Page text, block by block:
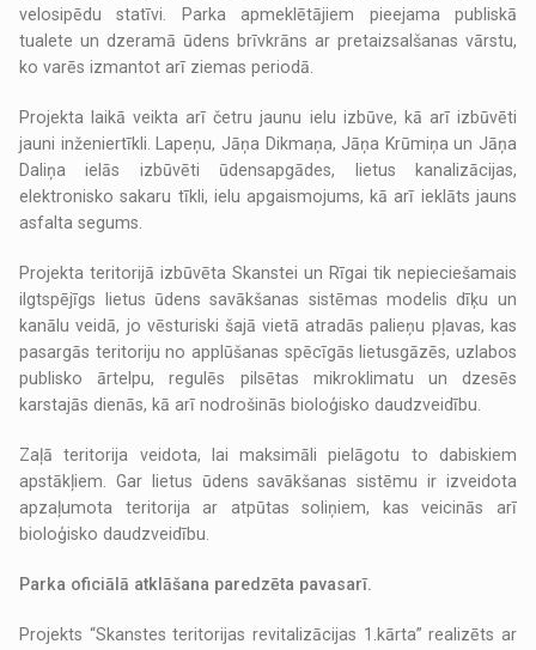
velosipēdu statīvi. Parka apmeklētājiem pieejama publiskā
tualete un dzeramā ūdens brīvkrāns ar pretaizsalšanas vārstu,
ko varēs izmantot arī ziemas periodā.
Projekta laikā veikta arī četru jaunu ielu izbūve, kā arī izbūvēti
jauni inženiertīkli. Lapeņu, Jāņa Dikmaņa, Jāņa Krūmiņa un Jāņa
Daliņa ielās izbūvēti ūdensapgādes, lietus kanalizācijas,
elektronisko sakaru tīkli, ielu apgaismojums, kā arī ieklāts jauns
asfalta segums.
Projekta teritorijā izbūvēta Skanstei un Rīgai tik nepieciešamais
ilgtspējīgs lietus ūdens savākšanas sistēmas modelis dīķu un
kanālu veidā, jo vēsturiski šajā vietā atradās palieņu pļavas, kas
pasargās teritoriju no applūšanas spēcīgās lietusgāzēs, uzlabos
publisko ārtelpu, regulēs pilsētas mikroklimatu un dzesēs
karstajās dienās, kā arī nodrošinās bioloģisko daudzveidību.
Zaļā teritorija veidota, lai maksimāli pielāgotu to dabiskiem
apstākļiem. Gar lietus ūdens savākšanas sistēmu ir izveidota
apzaļumota teritorija ar atpūtas soliņiem, kas veicinās arī
bioloģisko daudzveidību.
Parka oficiālā atklāšana paredzēta pavasarī.
Projekts “Skanstes teritorijas revitalizācijas 1.kārta” realizēts ar